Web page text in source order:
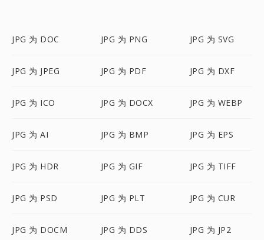
JPG 为 DOC JPG 为 PNG JPG 为 SVG
JPG 为 JPEG JPG 为 PDF JPG 为 DXF
JPG 为 ICO JPG 为 DOCX JPG 为 WEBP
JPG 为 AI JPG 为 BMP JPG 为 EPS
JPG 为 HDR JPG 为 GIF JPG 为 TIFF
JPG 为 PSD JPG 为 PLT JPG 为 CUR
JPG 为 DOCM JPG 为 DDS JPG 为 JP2